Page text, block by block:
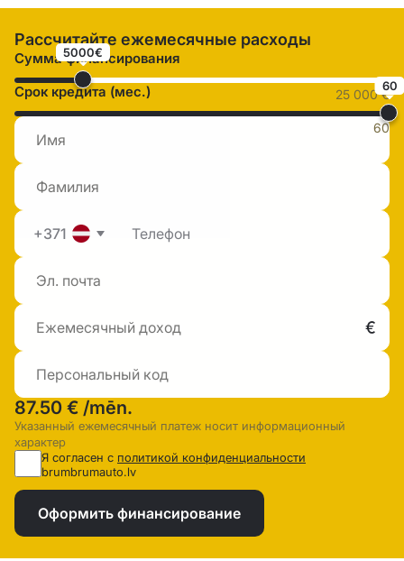
Рассчитайте ежемесячные расходы
Сумма финансирования
5000€
25 000 €
Срок кредита (мес.) 60
60
+371
87.50 € /mēn.
Указанный ежемесячный платеж носит информационный
характер
Я согласен с политикой конфиденциальности
brumbrumauto.lv
Оформить финансирование